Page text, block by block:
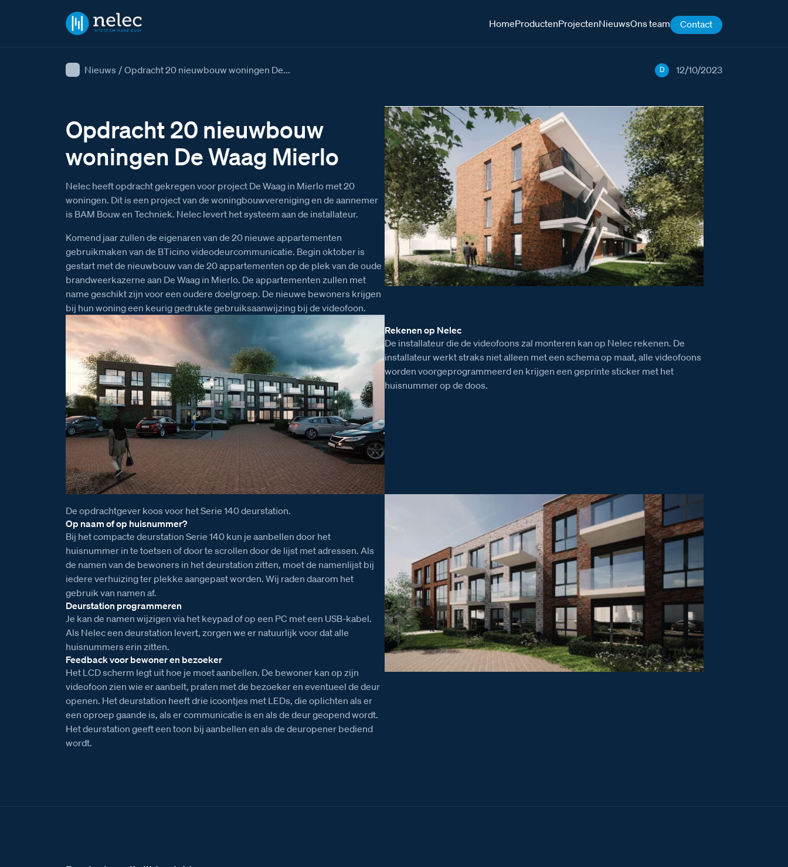
HomeProductenProjectenNieuwsOns team Contact
Nieuws / Opdracht 20 nieuwbouw woningen De... D 12/10/2023
Opdracht 20 nieuwbouw
woningen De Waag Mierlo
Nelec heeft opdracht gekregen voor project De Waag in Mierlo met 20
woningen. Dit is een project van de woningbouwvereniging en de aannemer
is BAM Bouw en Techniek. Nelec levert het systeem aan de installateur.
Komend jaar zullen de eigenaren van de 20 nieuwe appartementen
gebruikmaken van de BTicino videodeurcommunicatie. Begin oktober is
gestart met de nieuwbouw van de 20 appartementen op de plek van de oude
brandweerkazerne aan De Waag in Mierlo. De appartementen zullen met
name geschikt zijn voor een oudere doelgroep. De nieuwe bewoners krijgen
bij hun woning een keurig gedrukte gebruiksaanwijzing bij de videofoon.
Rekenen op Nelec
De installateur die de videofoons zal monteren kan op Nelec rekenen. De
installateur werkt straks niet alleen met een schema op maat, alle videofoons
worden voorgeprogrammeerd en krijgen een geprinte sticker met het
huisnummer op de doos.
De opdrachtgever koos voor het Serie 140 deurstation.
Op naam of op huisnummer?
Bij het compacte deurstation Serie 140 kun je aanbellen door het
huisnummer in te toetsen of door te scrollen door de lijst met adressen. Als
de namen van de bewoners in het deurstation zitten, moet de namenlijst bij
iedere verhuizing ter plekke aangepast worden. Wij raden daarom het
gebruik van namen af.
Deurstation programmeren
Je kan de namen wijzigen via het keypad of op een PC met een USB-kabel.
Als Nelec een deurstation levert, zorgen we er natuurlijk voor dat alle
huisnummers erin zitten.
Feedback voor bewoner en bezoeker
Het LCD scherm legt uit hoe je moet aanbellen. De bewoner kan op zijn
videofoon zien wie er aanbelt, praten met de bezoeker en eventueel de deur
openen. Het deurstation heeft drie icoontjes met LEDs, die oplichten als er
een oproep gaande is, als er communicatie is en als de deur geopend wordt.
Het deurstation geeft een toon bij aanbellen en als de deuropener bediend
wordt.